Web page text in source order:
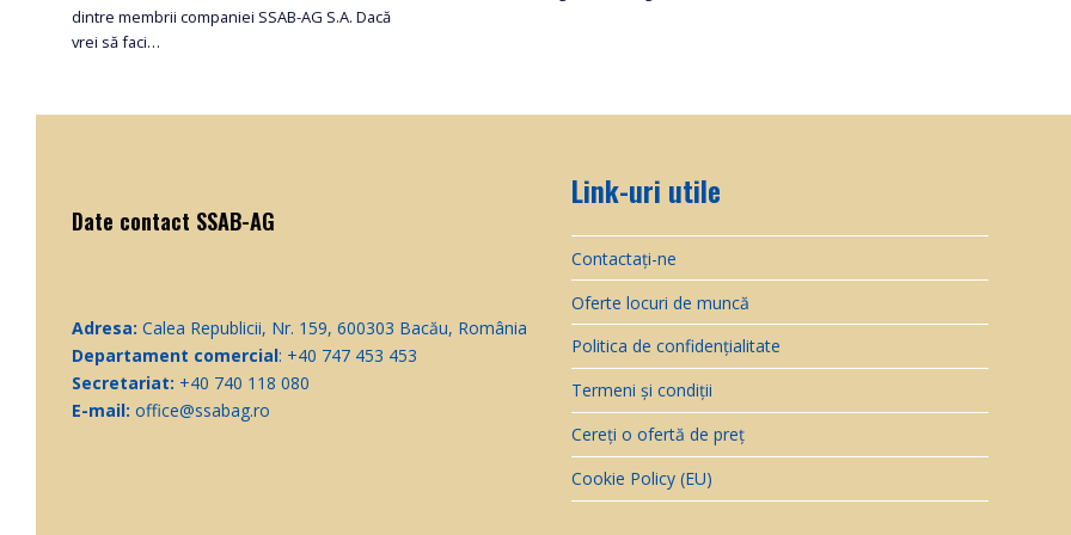
dintre membrii companiei SSAB-AG S.A. Dacă
vrei să faci…
Date contact SSAB-AG
Adresa: Calea Republicii, Nr. 159, 600303 Bacău, România
Departament comercial: +40 747 453 453
Secretariat: +40 740 118 080
E-mail: office@ssabag.ro
Link-uri utile
Contactați-ne
Oferte locuri de muncă
Politica de confidențialitate
Termeni și condiții
Cereți o ofertă de preț
Cookie Policy (EU)